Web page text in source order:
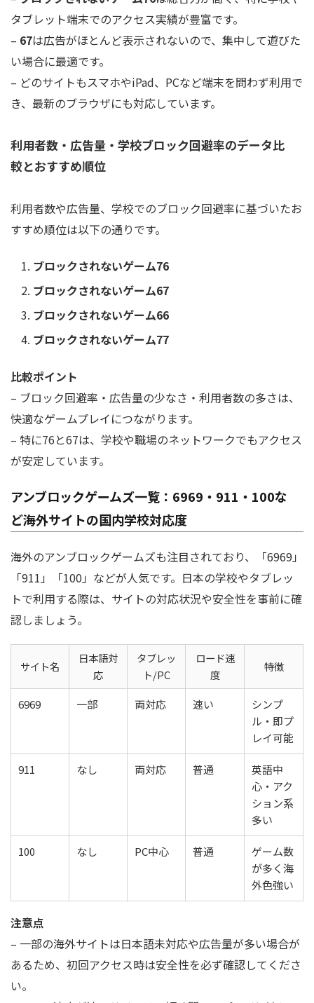
タブレット端末でのアクセス実績が豊富です。
– 67は広告がほとんど表示されないので、集中して遊びた
い場合に最適です。
– どのサイトもスマホやiPad、PCなど端末を問わず利用で
き、最新のブラウザにも対応しています。
利用者数・広告量・学校ブロック回避率のデータ比
較とおすすめ順位
利用者数や広告量、学校でのブロック回避率に基づいたお
すすめ順位は以下の通りです。
ブロックされないゲーム76
ブロックされないゲーム67
ブロックされないゲーム66
ブロックされないゲーム77
比較ポイント
– ブロック回避率・広告量の少なさ・利用者数の多さは、
快適なゲームプレイにつながります。
– 特に76と67は、学校や職場のネットワークでもアクセス
が安定しています。
アンブロックゲームズ一覧：6969・911・100な
ど海外サイトの国内学校対応度
海外のアンブロックゲームズも注目されており、「6969」
「911」「100」などが人気です。日本の学校やタブレッ
トで利用する際は、サイトの対応状況や安全性を事前に確
認しましょう。
サイト名
日本語対
応
タブレッ
ト/PC
ロード速
度
特徴
6969 一部 両対応 速い
シンプ
ル・即プ
レイ可能
911 なし 両対応 普通
英語中
心・アク
ション系
多い
100 なし PC中心 普通
ゲーム数
が多く海
外色強い
注意点
– 一部の海外サイトは日本語未対応や広告量が多い場合が
あるため、初回アクセス時は安全性を必ず確認してくださ
い。